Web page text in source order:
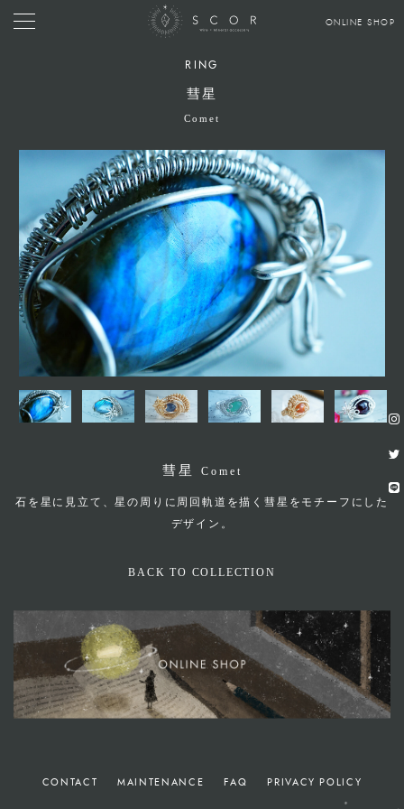
ONLINE SHOP
RING
彗星
Comet
彗星 Comet
石を星に見立て、星の周りに周回軌道を描く彗星をモチーフにした
デザイン。
BACK TO COLLECTION
CONTACT MAINTENANCE FAQ PRIVACY POLICY